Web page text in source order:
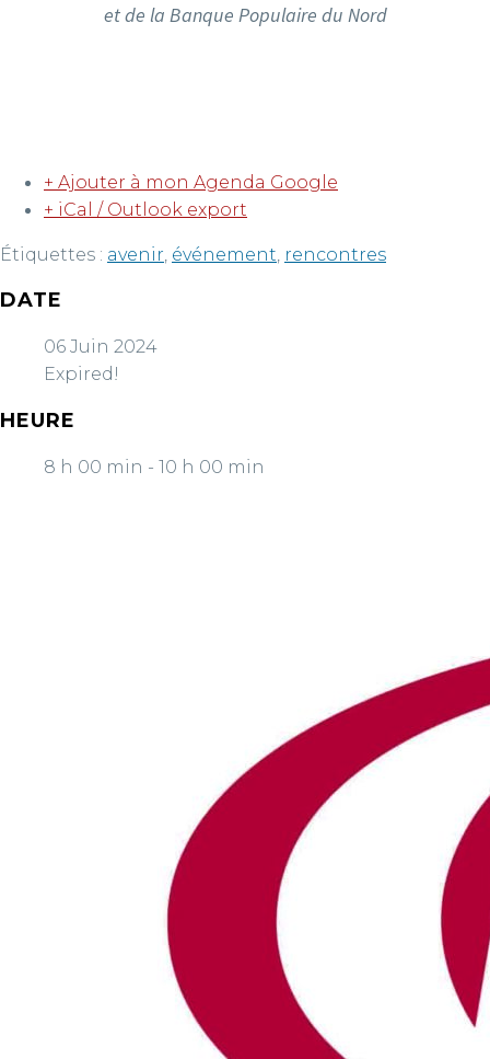
et de la Banque Populaire du Nord
+ Ajouter à mon Agenda Google
+ iCal / Outlook export
Étiquettes : avenir événement rencontres
DATE
06 Juin 2024
Expired!
HEURE
8 h 00 min - 10 h 00 min